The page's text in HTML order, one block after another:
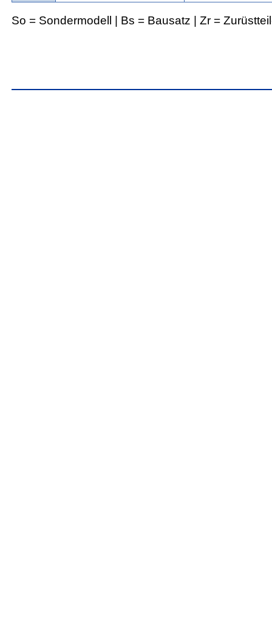
So = Sondermodell | Bs = Bausatz | Zr =